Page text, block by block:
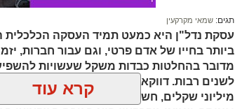
תגים: שמאי מקרקעין
עסקת נדל"ן היא כמעט תמיד העסקה הכלכלית
ביותר בחייו של אדם פרטי, וגם עבור חברות,
מדובר בהחלטות כבדות משקל שעשויות
לשנים רבות. דווקא ברגעים שבהם מונחים על
מיליוני שקלים, חשוב שיעמוד לצידכם איש
קרא עוד